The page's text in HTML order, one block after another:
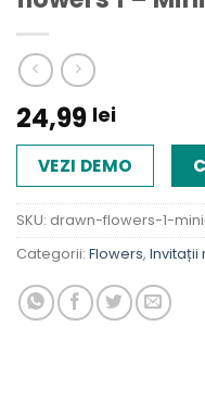
24,99 lei
VEZI DEMO
SKU: drawn-flowers-1-
Categorii: Flowers, Invitații